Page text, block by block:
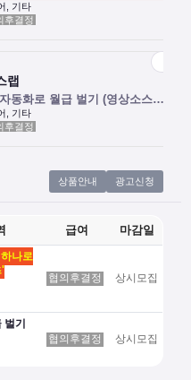
랩
, 기타
후결정
랩
동화로 월급 벌기 (영상소스…
, 기타
후결정
상품안내 광고신청
급여 마감일
나로
'
협의후결정 상시모집
기
협의후결정 상시모집